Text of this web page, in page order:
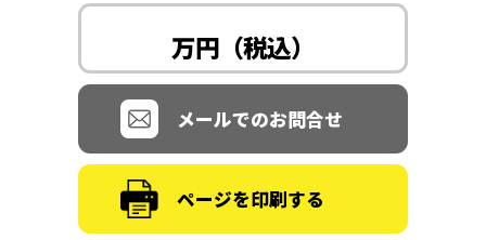
万円（税込）
メールでのお問合せ
ページを印刷する